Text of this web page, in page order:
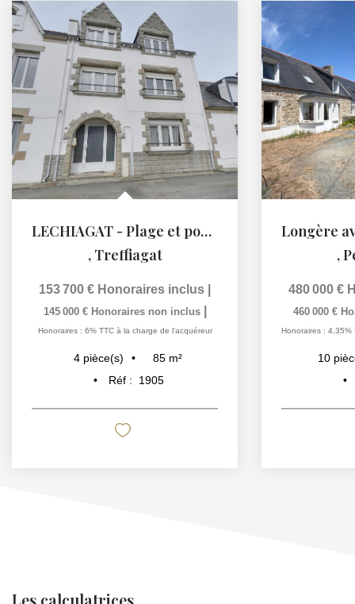
LECHIAGAT - Plage et port à pied !
, Treffiagat
153 700 € Honoraires inclus
145 000 € Honoraires non inclus
Honoraires : 6% TTC à la charge de l'acquéreur
4 pièce(s) 85 m²
Réf :
1905
,
480 000 €
460 000 €
Honoraires : 4,35%
10
Les calculatrices